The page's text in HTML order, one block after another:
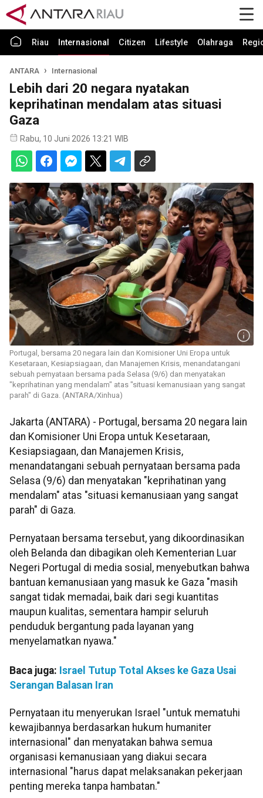
Riau Internasional Citizen Lifestyle Olahraga
ANTARA Internasional
Lebih dari 20 negara nyatakan
keprihatinan mendalam atas situasi
Gaza
Rabu, 10 Juni 2026 13:21 WIB
Portugal, bersama 20 negara lain dan Komisioner Uni Eropa untuk
Kesetaraan, Kesiapsiagaan, dan Manajemen Krisis, menandatangani
sebuah pernyataan bersama pada Selasa (9/6) dan menyatakan
"keprihatinan yang mendalam" atas "situasi kemanusiaan yang sangat
parah" di Gaza. (ANTARA/Xinhua)
Jakarta (ANTARA) - Portugal, bersama 20 negara lain
dan Komisioner Uni Eropa untuk Kesetaraan,
Kesiapsiagaan, dan Manajemen Krisis,
menandatangani sebuah pernyataan bersama pada
Selasa (9/6) dan menyatakan "keprihatinan yang
mendalam" atas "situasi kemanusiaan yang sangat
parah" di Gaza.
Pernyataan bersama tersebut, yang dikoordinasikan
oleh Belanda dan dibagikan oleh Kementerian Luar
Negeri Portugal di media sosial, menyebutkan bahwa
bantuan kemanusiaan yang masuk ke Gaza "masih
sangat tidak memadai, baik dari segi kuantitas
maupun kualitas, sementara hampir seluruh
penduduk bergantung pada layanan yang
menyelamatkan nyawa."
Baca juga: Israel Tutup Total Akses ke Gaza Usai
Serangan Balasan Iran
Pernyataan itu menyerukan Israel "untuk mematuhi
kewajibannya berdasarkan hukum humaniter
internasional" dan menyatakan bahwa semua
organisasi kemanusiaan yang diakui secara
internasional "harus dapat melaksanakan pekerjaan
penting mereka tanpa hambatan."